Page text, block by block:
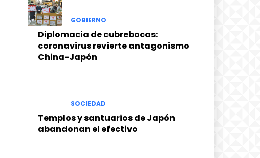
GOBIERNO
Diplomacia de cubrebocas:
coronavirus revierte antagonismo
China-Japón
SOCIEDAD
Templos y santuarios de Japón
abandonan el efectivo